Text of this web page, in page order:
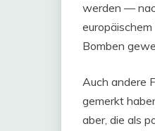
werden —
Bomben
Auch andere
gemerkt
aber, die als